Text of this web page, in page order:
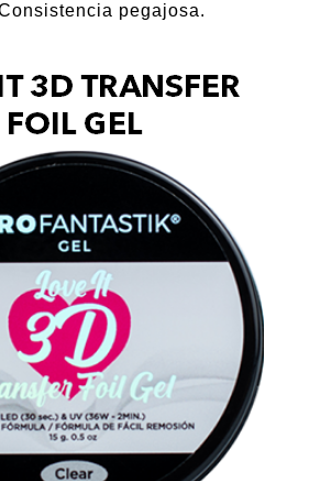
y Negro
pegajosa.